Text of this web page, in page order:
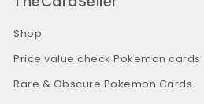
Shop
Price value check Pokemon cards
Rare & Obscure Pokemon Cards